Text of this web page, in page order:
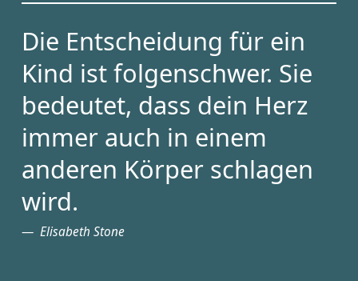
Die Entscheidung für ein
Kind ist folgenschwer. Sie
bedeutet, dass dein Herz
immer auch in einem
anderen Körper schlagen
wird.
Elisabeth Stone